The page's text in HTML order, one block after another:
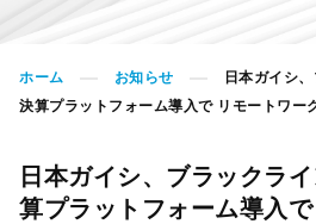
ホーム お知らせ
日本ガイシ
決算プラットフォーム導入で リモートワー
日本ガイシ、ブラックラ
算プラットフォーム導入